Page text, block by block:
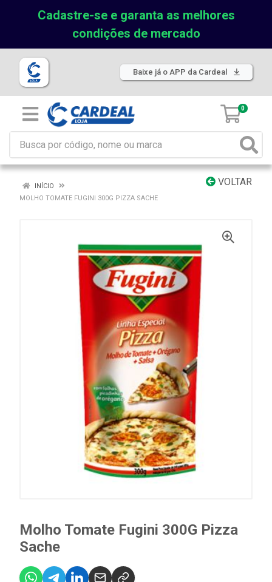
Cadastre-se e garanta as melhores
condições de mercado
Baixe já o APP da Cardeal
0
VOLTAR
INÍCIO
MOLHO TOMATE FUGINI 300G PIZZA SACHE
Molho Tomate Fugini 300G Pizza
Sache